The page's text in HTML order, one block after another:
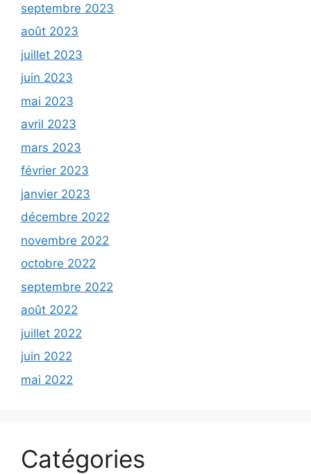
septembre 2023
août 2023
juillet 2023
juin 2023
mai 2023
avril 2023
mars 2023
février 2023
janvier 2023
décembre 2022
novembre 2022
octobre 2022
septembre 2022
août 2022
juillet 2022
juin 2022
mai 2022
Catégories